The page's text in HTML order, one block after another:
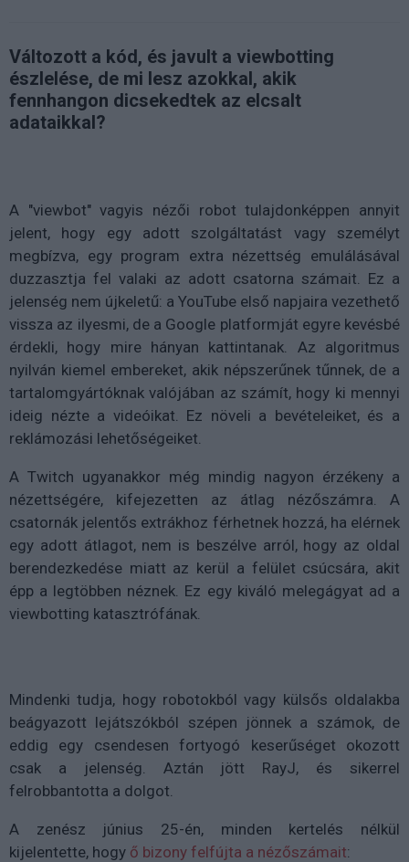
Változott a kód, és javult a viewbotting
észlelése, de mi lesz azokkal, akik
fennhangon dicsekedtek az elcsalt
adataikkal?
A "viewbot" vagyis nézői robot tulajdonképpen annyit
jelent, hogy egy adott szolgáltatást vagy személyt
megbízva, egy program extra nézettség emulálásával
duzzasztja fel valaki az adott csatorna számait. Ez a
jelenség nem újkeletű: a YouTube első napjaira vezethető
vissza az ilyesmi, de a Google platformját egyre kevésbé
érdekli, hogy mire hányan kattintanak. Az algoritmus
nyilván kiemel embereket, akik népszerűnek tűnnek, de a
tartalomgyártóknak valójában az számít, hogy ki mennyi
ideig nézte a videóikat. Ez növeli a bevételeiket, és a
reklámozási lehetőségeiket.
A Twitch ugyanakkor még mindig nagyon érzékeny a
nézettségére, kifejezetten az átlag nézőszámra. A
csatornák jelentős extrákhoz férhetnek hozzá, ha elérnek
egy adott átlagot, nem is beszélve arról, hogy az oldal
berendezkedése miatt az kerül a felület csúcsára, akit
épp a legtöbben néznek. Ez egy kiváló melegágyat ad a
viewbotting katasztrófának.
Mindenki tudja, hogy robotokból vagy külsős oldalakba
beágyazott lejátszókból szépen jönnek a számok, de
eddig egy csendesen fortyogó keserűséget okozott
csak a jelenség. Aztán jött RayJ, és sikerrel
felrobbantotta a dolgot.
A zenész június 25-én, minden kertelés nélkül
kijelentette, hogy ő bizony felfújta a nézőszámait: